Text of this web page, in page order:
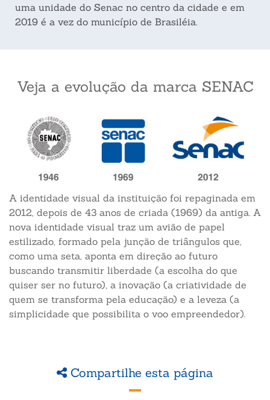
uma unidade do Senac no centro da cidade e em
2019 é a vez do município de Brasiléia.
Veja a evolução da marca SENAC
A identidade visual da instituição foi repaginada em
2012, depois de 43 anos de criada (1969) da antiga. A
nova identidade visual traz um avião de papel
estilizado, formado pela junção de triângulos que,
como uma seta, aponta em direção ao futuro
buscando transmitir liberdade (a escolha do que
quiser ser no futuro), a inovação (a criatividade de
quem se transforma pela educação) e a leveza (a
simplicidade que possibilita o voo empreendedor).
Compartilhe esta página